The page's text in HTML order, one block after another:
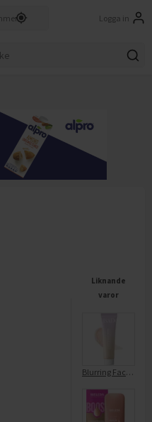
Logga in
Liknande
varor
Blurring Face Primer 00